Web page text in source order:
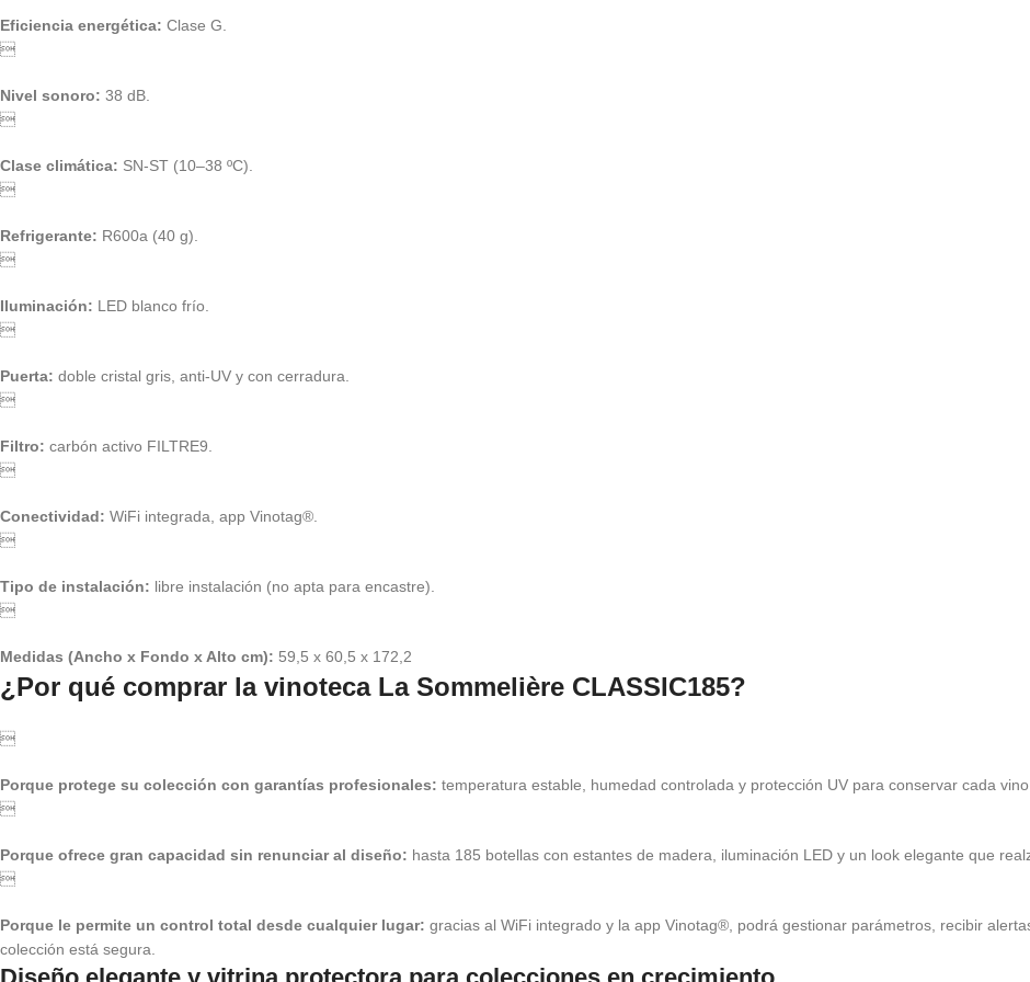
Eficiencia energética: Clase G.

Nivel sonoro: 38 dB.

Clase climática: SN-ST (10–38 ºC).

Refrigerante: R600a (40 g).

Iluminación: LED blanco frío.

Puerta: doble cristal gris, anti-UV y con cerradura.

Filtro: carbón activo FILTRE9.

Conectividad: WiFi integrada, app Vinotag®.

Tipo de instalación: libre instalación (no apta para encastre).

Medidas (Ancho x Fondo x Alto cm): 59,5 x 60,5 x 172,2
¿Por qué comprar la vinoteca La Sommelière CLASSIC185?

Porque protege su colección con garantías profesionales: temperatura estable, humedad controlada y protección UV para conservar cada

Porque ofrece gran capacidad sin renunciar al diseño: hasta 185 botellas con estantes de madera, iluminación LED y un look elegante que

Porque le permite un control total desde cualquier lugar: gracias al WiFi integrado y la app Vinotag®, podrá gestionar parámetros, recibir
colección está segura.